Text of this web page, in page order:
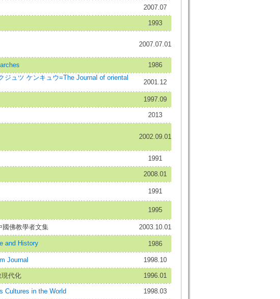
2007.07
1993
2007.07.01
1986
ジュツ ケンキュウ=The Journal of oriental
2001.12
1997.09
2013
2002.09.01
1991
2008.01
1991
1995
佛教學者文集 2003.10.01
and History 1986
Journal 1998.10
現代化 1996.01
Cultures in the World 1998.03